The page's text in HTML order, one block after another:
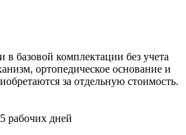
в базовой комплектации без учета
ортопедическое основание и
за отдельную стоимость.
рабочих дней